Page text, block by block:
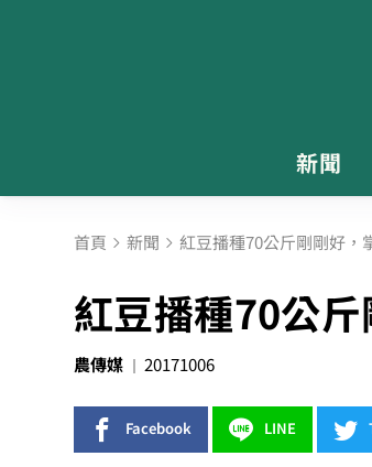
新聞
首頁 新聞 紅豆播種70公斤剛剛好
紅豆播種70公
農傳媒 20171006
Facebook LINE